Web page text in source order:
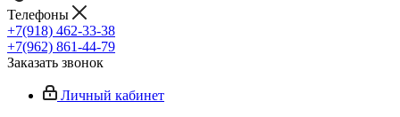
Телефоны
+7(918) 462-33-38
+7(962) 861-44-79
Заказать звонок
Личный кабинет